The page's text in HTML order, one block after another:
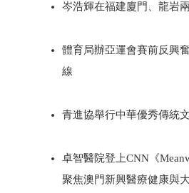
岑浩輝在福建廈門、龍岩
2026
體育局辦亞運會賽前反興
線
2026
青進協舉行中華優秀傳統
2026
卓智醫院登上CNN《
聚焦澳門新興醫療健康與